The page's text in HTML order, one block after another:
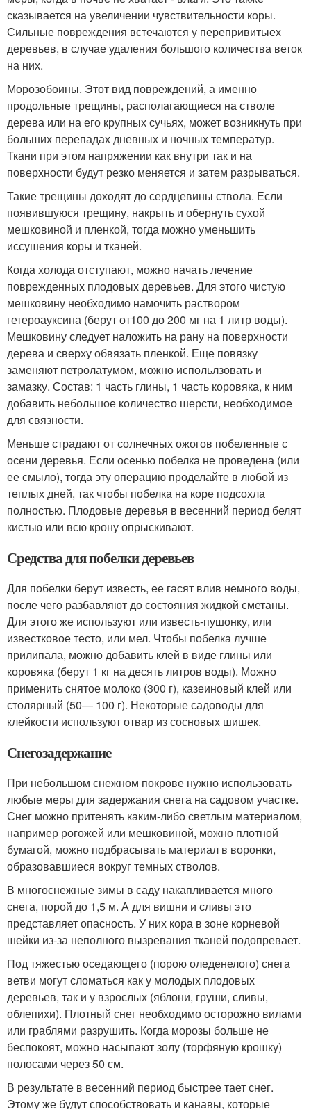
сказывается на увеличении чувствительности коры.
Сильные повреждения встечаются у перепривитыех
деревьев, в случае удаления большого количества веток
на них.
Морозобоины. Этот вид повреждений, а именно
продольные трещины, располагающиеся на стволе
дерева или на его крупных сучьях, может возникнуть при
больших перепадах дневных и ночных температур.
Ткани при этом напряжении как внутри так и на
поверхности будут резко меняется и затем разрываться.
Такие трещины доходят до сердцевины ствола. Если
появившуюся трещину, накрыть и обернуть сухой
мешковиной и пленкой, тогда можно уменьшить
иссушения коры и тканей.
Когда холода отступают, можно начать лечение
поврежденных плодовых деревьев. Для этого чистую
мешковину необходимо намочить раствором
гетероауксина (берут от100 до 200 мг на 1 литр воды).
Мешковину следует наложить на рану на поверхности
дерева и сверху обвязать пленкой. Еще повязку
заменяют петролатумом, можно испольлзовать и
замазку. Состав: 1 часть глины, 1 часть коровяка, к ним
добавить небольшое количество шерсти, необходимое
для связности.
Меньше страдают от солнечных ожогов побеленные с
осени деревья. Если осенью побелка не проведена (или
ее смыло), тогда эту операцию проделайте в любой из
теплых дней, так чтобы побелка на коре подсохла
полностью. Плодовые деревья в весенний период белят
кистью или всю крону опрыскивают.
Средства для побелки деревьев
Для побелки берут известь, ее гасят влив немного воды,
после чего разбавляют до состояния жидкой сметаны.
Для этого же используют или известь-пушонку, или
известковое тесто, или мел. Чтобы побелка лучше
прилипала, можно добавить клей в виде глины или
коровяка (берут 1 кг на десять литров воды). Можно
применить снятое молоко (300 г), казеиновый клей или
столярный (50— 100 г). Некоторые садоводы для
клейкости используют отвар из сосновых шишек.
Снегозадержание
При небольшом снежном покрове нужно использовать
любые меры для задержания снега на садовом участке.
Снег можно притенять каким-либо светлым материалом,
например рогожей или мешковиной, можно плотной
бумагой, можно подбрасывать материал в воронки,
образовавшиеся вокруг темных стволов.
В многоснежные зимы в саду накапливается много
снега, порой до 1,5 м. А для вишни и сливы это
представляет опасность. У них кора в зоне корневой
шейки из-за неполного вызревания тканей подопревает.
Под тяжестью оседающего (порою оледенелого) снега
ветви могут сломаться как у молодых плодовых
деревьев, так и у взрослых (яблони, груши, сливы,
облепихи). Плотный снег необходимо осторожно вилами
или граблями разрушить. Когда морозы больше не
беспокоят, можно насыпают золу (торфяную крошку)
полосами через 50 см.
В результате в весенний период быстрее тает снег.
Этому же будут способствовать и канавы, которые